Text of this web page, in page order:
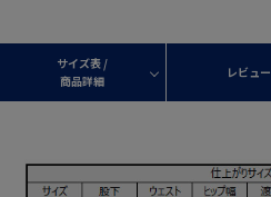
サイズ表 /
商品詳細
レビュー